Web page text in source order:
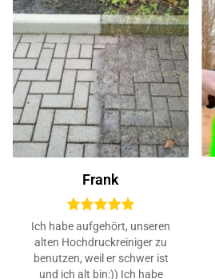
Frank
Ich habe aufgehört, unseren
alten Hochdruckreiniger zu
benutzen, weil er schwer ist
und ich alt bin:)) Ich habe